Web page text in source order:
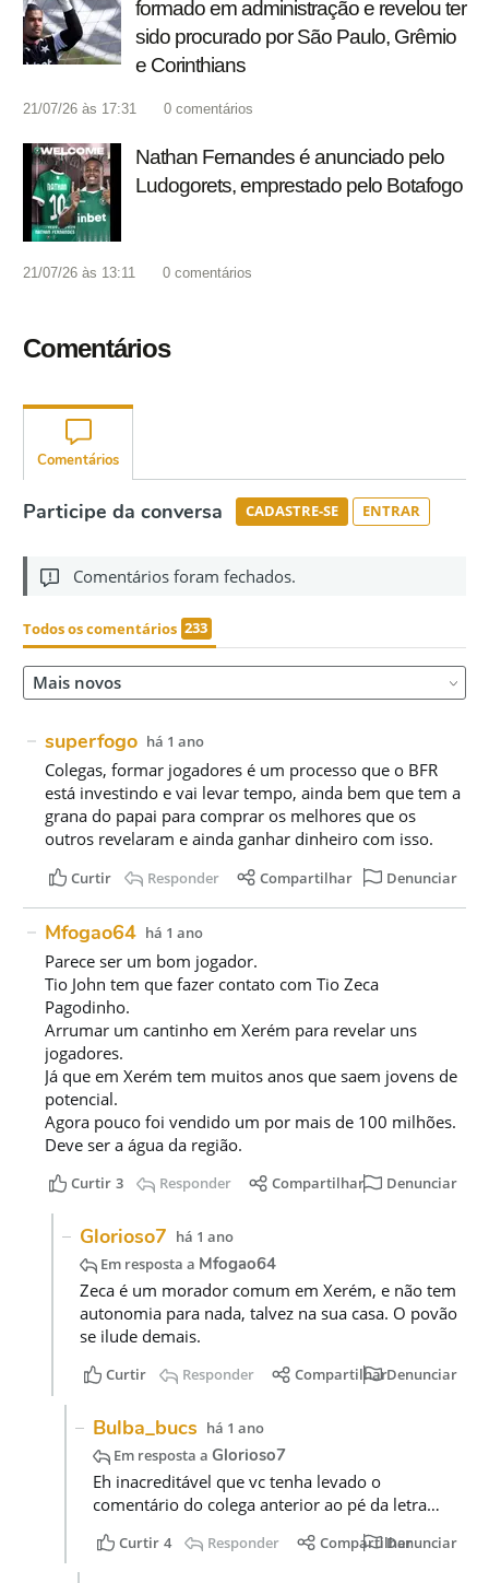
formado em administração e revelou ter
sido procurado por São Paulo, Grêmio
e Corinthians
21/07/26 às 17:31 0 comentários
Nathan Fernandes é anunciado pelo
Ludogorets, emprestado pelo Botafogo
21/07/26 às 13:11 0 comentários
Comentários